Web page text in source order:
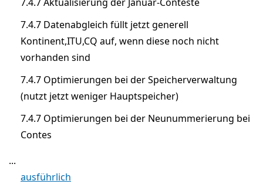
7.4.7 Datenabgleich füllt jetzt generell
Kontinent,ITU,CQ auf, wenn diese noch nicht
vorhanden sind
7.4.7 Optimierungen bei der Speicherverwaltung
(nutzt jetzt weniger Hauptspeicher)
7.4.7 Optimierungen bei der Neunummerierung bei
Contes
...
ausführlich